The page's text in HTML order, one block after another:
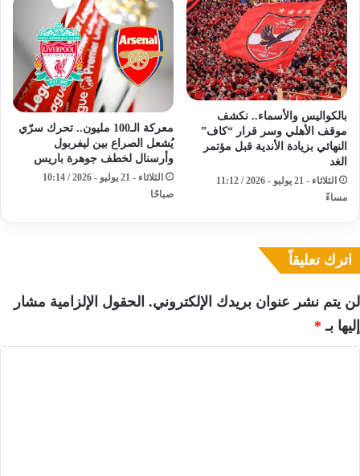
بالكواليس والأسماء.. نكشف
موقف الأهلي وسر قرار “كاف”
النهائي بزيادة الأندية قبل مؤتمر
الغد
الثلاثاء - 21 يوليو - 2026 / 11:12
مساءً
معركة الـ100 مليون.. تحرك سرّي
يُشعل الصراع بين ليفربول
وأرسنال لخطف جوهرة باريس
الثلاثاء - 21 يوليو - 2026 / 10:14
صباحًا
اترك تعليقاً
لن يتم نشر عنوان بريدك الإلكتروني. الحقول الإلزامية مشار
إليها بـ *